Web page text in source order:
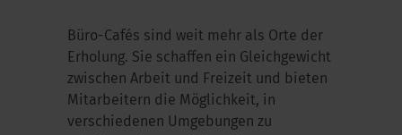
Büro-Cafés sind weit mehr als Orte der
Erholung. Sie schaffen ein Gleichgewicht
zwischen Arbeit und Freizeit und bieten
Mitarbeitern die Möglichkeit, in
verschiedenen Umgebungen zu